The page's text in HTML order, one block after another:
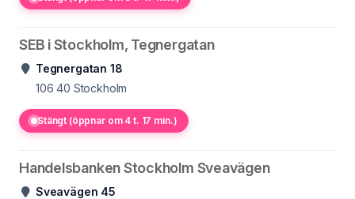
SEB i Stockholm, Tegnergatan
Tegnergatan 18
106 40 Stockholm
Stängt (öppnar om 4 t. 17 min.)
Handelsbanken Stockholm Sveavägen
Sveavägen 45